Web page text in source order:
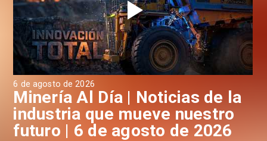
6 de agosto de 2026
Minería Al Día | Noticias de la
industria que mueve nuestro
futuro | 6 de agosto de 2026